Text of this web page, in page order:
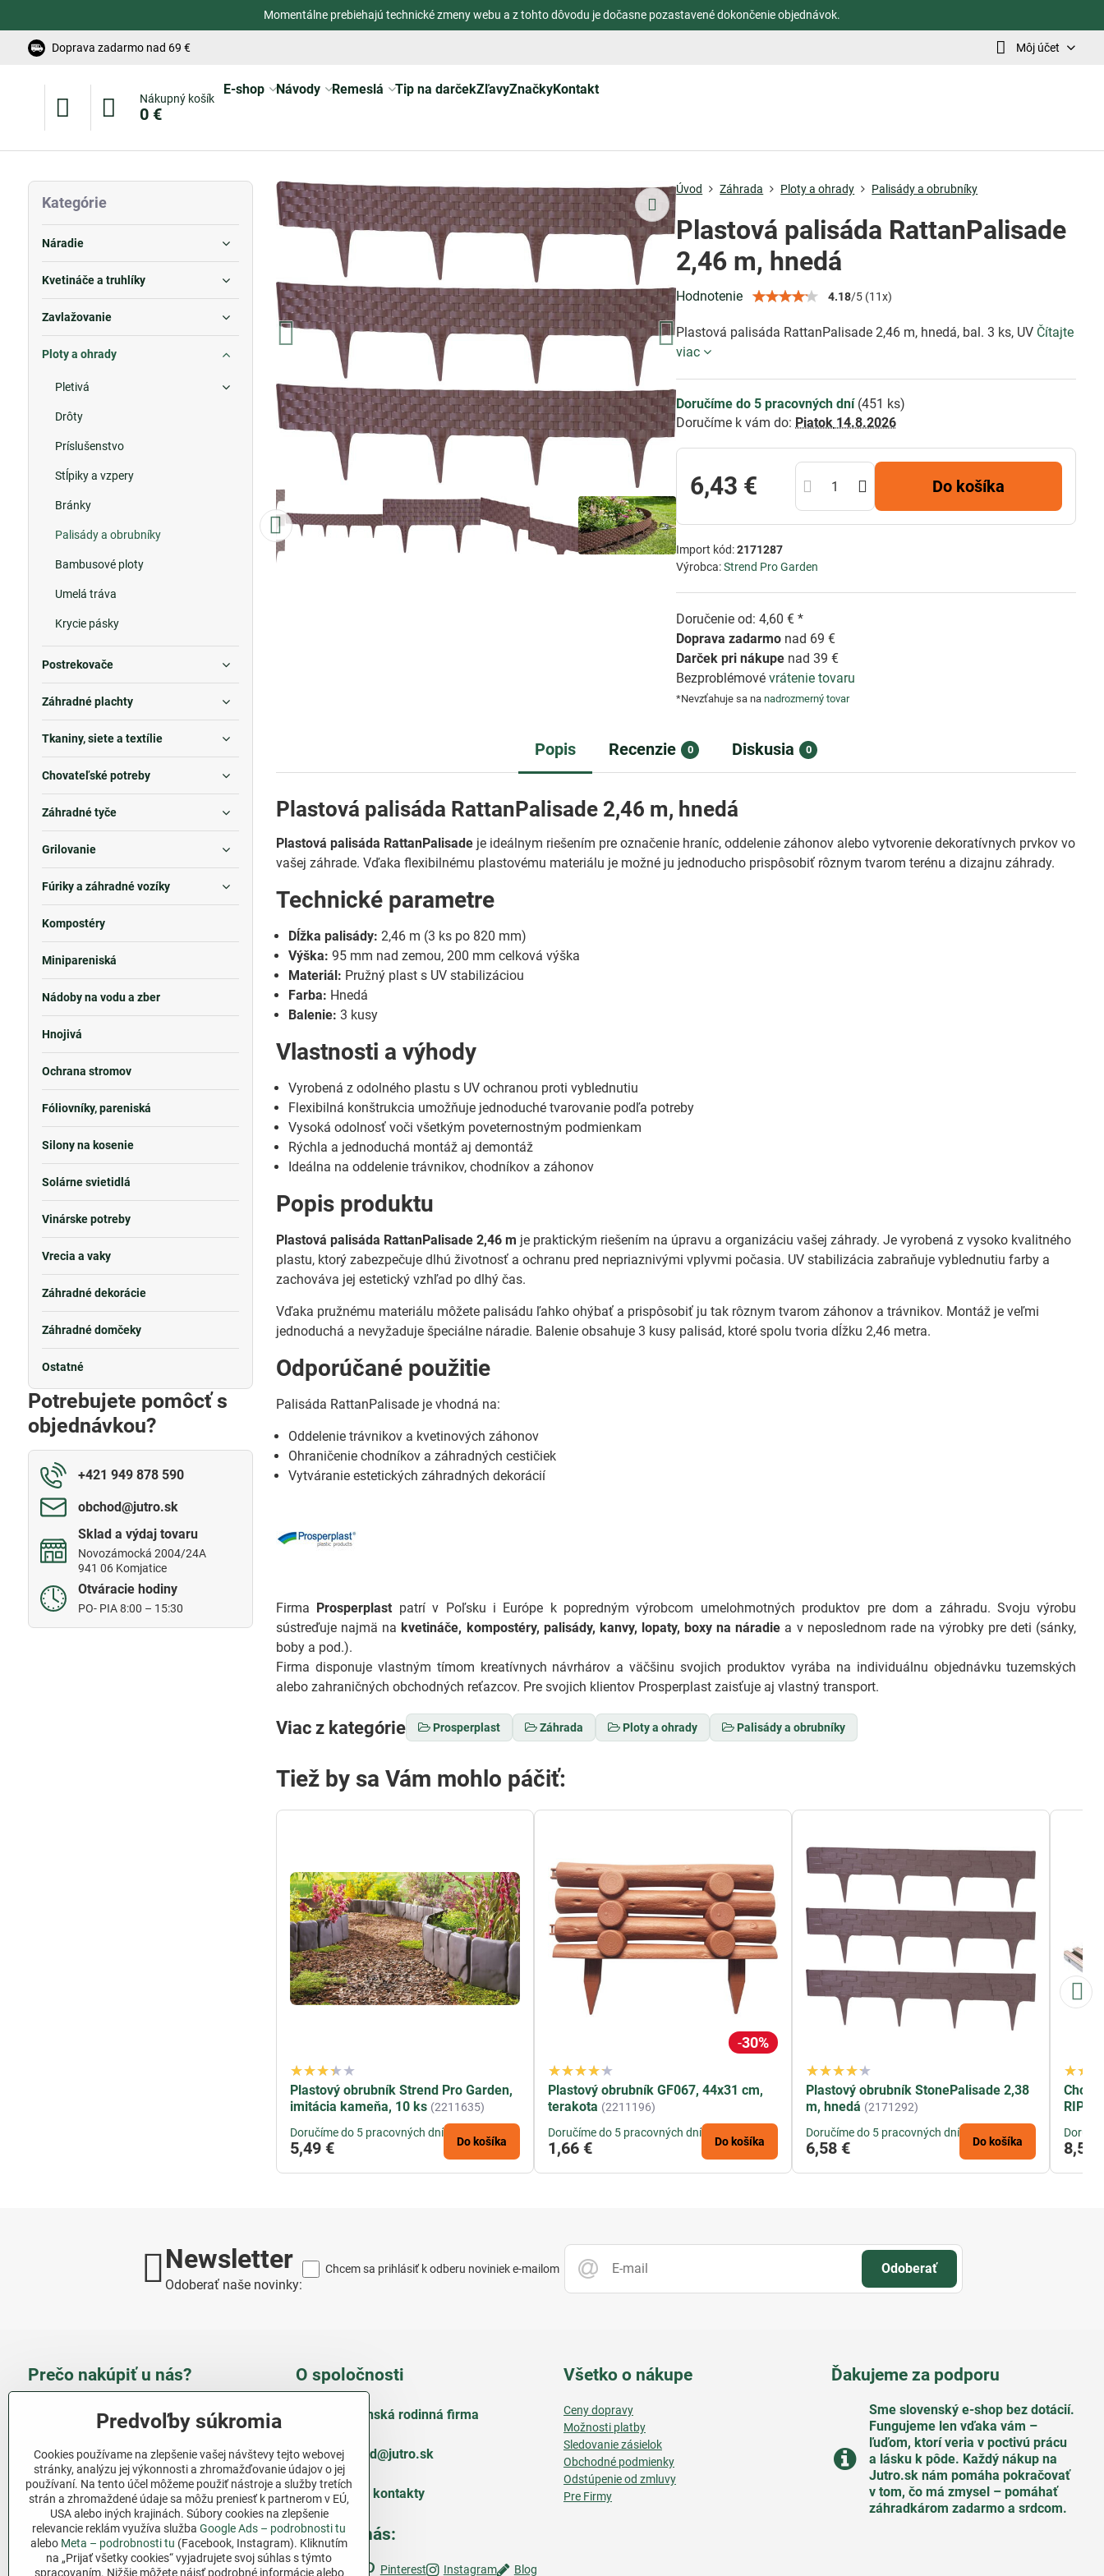
Momentálne prebiehajú technické zmeny webu a z tohto dôvodu je dočasne pozastavené dokončenie objednávok.
Doprava zadarmo nad 69 € Môj účet
Nákupný košík
0 €
E-shop Návody Remeslá Tip na darčekZľavyZnačkyKontakt
Úvod Záhrada Ploty a ohrady Palisády a obrubníky
Plastová palisáda RattanPalisade
2,46 m, hnedá
Hodnotenie 4.18/5 (11x)
Plastová palisáda RattanPalisade 2,46 m, hnedá, bal. 3 ks, UV Čítajte
viac
Doručíme do 5 pracovných dní (451 ks)
Doručíme k vám do: Piatok 14.8.2026
6,43 € Do košíka
Import kód:2171287
Výrobca:Strend Pro Garden
Doručenie od: 4,60 € *
Doprava zadarmo nad 69 €
Darček pri nákupe nad 39 €
Bezproblémovévrátenie tovaru
*Nevzťahuje sa nanadrozmerný tovar
Popis Recenzie 0 Diskusia 0
Plastová palisáda RattanPalisade 2,46 m, hnedá
Plastová palisáda RattanPalisade je ideálnym riešením pre označenie hraníc, oddelenie záhonov alebo vytvorenie dekoratívnych prvkov vo
vašej záhrade. Vďaka flexibilnému plastovému materiálu je možné ju jednoducho prispôsobiť rôznym tvarom terénu a dizajnu záhrady.
Technické parametre
Dĺžka palisády: 2,46 m (3 ks po 820 mm)
Výška: 95 mm nad zemou, 200 mm celková výška
Materiál: Pružný plast s UV stabilizáciou
Farba: Hnedá
Balenie: 3 kusy
Vlastnosti a výhody
Vyrobená z odolného plastu s UV ochranou proti vyblednutiu
Flexibilná konštrukcia umožňuje jednoduché tvarovanie podľa potreby
Vysoká odolnosť voči všetkým poveternostným podmienkam
Rýchla a jednoduchá montáž aj demontáž
Ideálna na oddelenie trávnikov, chodníkov a záhonov
Popis produktu
Plastová palisáda RattanPalisade 2,46 m je praktickým riešením na úpravu a organizáciu vašej záhrady. Je vyrobená z vysoko kvalitného
plastu, ktorý zabezpečuje dlhú životnosť a ochranu pred nepriaznivými vplyvmi počasia. UV stabilizácia zabraňuje vyblednutiu farby a
zachováva jej estetický vzhľad po dlhý čas.
Vďaka pružnému materiálu môžete palisádu ľahko ohýbať a prispôsobiť ju tak rôznym tvarom záhonov a trávnikov. Montáž je veľmi
jednoduchá a nevyžaduje špeciálne náradie. Balenie obsahuje 3 kusy palisád, ktoré spolu tvoria dĺžku 2,46 metra.
Odporúčané použitie
Palisáda RattanPalisade je vhodná na:
Oddelenie trávnikov a kvetinových záhonov
Ohraničenie chodníkov a záhradných cestičiek
Vytváranie estetických záhradných dekorácií
Firma Prosperplast patrí v Poľsku i Európe k popredným výrobcom umelohmotných produktov pre dom a záhradu. Svoju výrobu
sústreďuje najmä nakvetináče, kompostéry, palisády, kanvy, lopaty, boxy na náradie a v neposlednom rade na výrobky pre deti (sánky,
boby a pod.).
Firma disponuje vlastným tímom kreatívnych návrhárov a väčšinu svojich produktov vyrába na individuálnu objednávku tuzemských
alebo zahraničných obchodných reťazcov. Pre svojich klientov Prosperplast zaisťuje aj vlastný transport.
Viac z kategórie Prosperplast Záhrada Ploty a ohrady Palisády a obrubníky
Tiež by sa Vám mohlo páčiť:
Plastový obrubník Strend Pro Garden,
imitácia kameňa, 10 ks (2211635)
Doručíme do 5 pracovných dní
5,49 € Do košíka
30%
Plastový obrubník GF067, 44x31 cm,
terakota (2211196)
Doručíme do 5 pracovných dní
1,66 € Do košíka
Plastový obrubník StonePalisade 2,38
m, hnedá (2171292)
Doručíme do 5 pracovných dní
6,58 € Do košíka 8,58
Kategórie
Náradie
Kvetináče a truhlíky
Zavlažovanie
Ploty a ohrady
Pletivá
Drôty
Príslušenstvo
Stĺpiky a vzpery
Bránky
Palisády a obrubníky
Bambusové ploty
Umelá tráva
Krycie pásky
Postrekovače
Záhradné plachty
Tkaniny, siete a textílie
Chovateľské potreby
Záhradné tyče
Grilovanie
Fúriky a záhradné vozíky
Kompostéry
Minipareniská
Nádoby na vodu a zber
Hnojivá
Ochrana stromov
Fóliovníky, pareniská
Silony na kosenie
Solárne svietidlá
Vinárske potreby
Vrecia a vaky
Záhradné dekorácie
Záhradné domčeky
Ostatné
Potrebujete pomôcť s
objednávkou?
+421 949 878 590
obchod​@jutro​.sk
Sklad a výdaj tovaru
Novozámocká 2004/24A
941 06 Komjatice
Otváracie hodiny
PO- PIA 8:00 – 15:30
Newsletter
Odoberať naše novinky:
Odoberať
Chcem sa prihlásiť k odberu noviniek e-mailom
Prečo nakúpiť u nás?
Takmer 100 % spokojných
zákazníkov
Nízka cena produktov - ušetríte
Rýchla komunikácia - mail
Pri nákupe nad 69 € doprava
zadarmo
O spoločnosti
Slovenská rodinná firma
obchod​@jutro​.sk
Ďalšie kontakty
Sledujte nás:
Facebook Pinterest Instagram Blog
Všetko o nákupe
Ceny dopravy
Možnosti platby
Sledovanie zásielok
Obchodné podmienky
Odstúpenie od zmluvy
Pre Firmy
Ďakujeme za podporu
Sme slovenský e-shop bez dotácií​.
Fungujeme len vďaka vám –
ľuďom, ktorí veria v poctivú prácu
a lásku k pôde​. Každý nákup na
Jutro​.sk nám pomáha pokračovať
v tom, čo má zmysel – pomáhať
záhradkárom zadarmo a srdcom​.
Predvoľby súkromia
Cookies používame na zlepšenie vašej návštevy tejto webovej
stránky, analýzu jej výkonnosti a zhromažďovanie údajov o jej
používaní. Na tento účel môžeme použiť nástroje a služby tretích
strán a zhromaždené údaje sa môžu preniesť k partnerom v EÚ,
USA alebo iných krajinách. Súbory cookies na zlepšenie
relevancie reklám využíva služba Google Ads – podrobnosti tu
alebo Meta – podrobnosti tu (Facebook, Instagram). Kliknutím
na „Prijať všetky cookies“ vyjadrujete svoj súhlas s týmto
spracovaním. Nižšie môžete nájsť podrobné informácie alebo